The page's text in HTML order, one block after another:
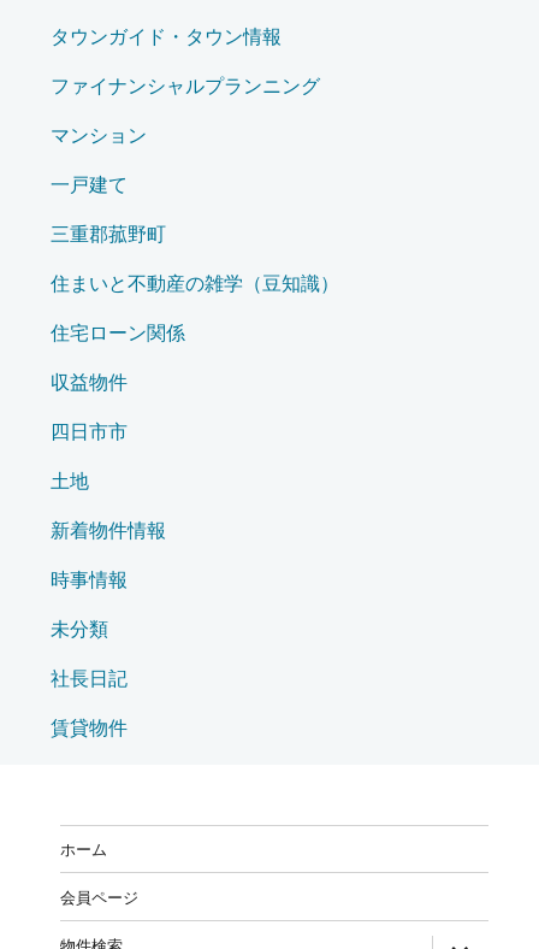
タウンガイド・タウン情報
ファイナンシャルプランニング
マンション
一戸建て
三重郡菰野町
住まいと不動産の雑学（豆知識）
住宅ローン関係
収益物件
四日市市
土地
新着物件情報
時事情報
未分類
社長日記
賃貸物件
ホーム
会員ページ